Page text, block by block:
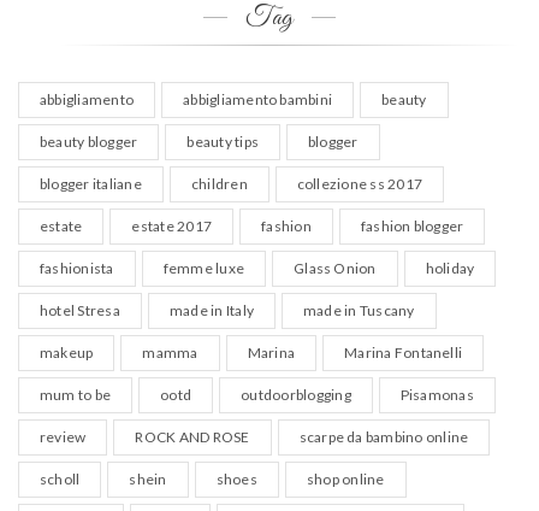
Tag
abbigliamento abbigliamento bambini beauty
beauty blogger beauty tips blogger
blogger italiane children collezione ss 2017
estate estate 2017 fashion fashion blogger
fashionista femme luxe Glass Onion holiday
hotel Stresa made in Italy made in Tuscany
makeup mamma Marina Marina Fontanelli
mum to be ootd outdoorblogging Pisamonas
review ROCK AND ROSE scarpe da bambino online
scholl shein shoes shop online